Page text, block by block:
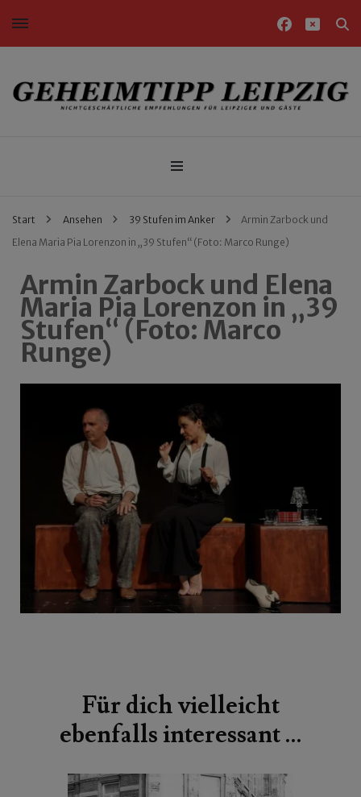
Nichtgeschäftliche Empfehlungen für Leipziger und Gäste
Start Ansehen 39 Stufen im Anker
Armin Zarbock und
Elena Maria Pia Lorenzon in „39 Stufen“ (Foto: Marco Runge)
Armin Zarbock und Elena
Maria Pia Lorenzon in „39
Stufen“ (Foto: Marco
Runge)
Für dich vielleicht
ebenfalls interessant …